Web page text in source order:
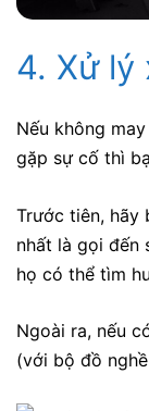
4. Xử lý
Nếu không
gặp sự cố thì
Trước tiên, hãy
nhất là gọi đến
họ có thể tìm
Ngoài ra, nếu
(với bộ đồ